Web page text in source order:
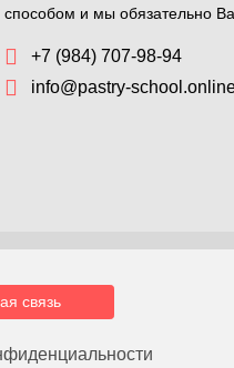
способом и мы обязательно
+7 (984) 707-98-94
info@pastry-
связь